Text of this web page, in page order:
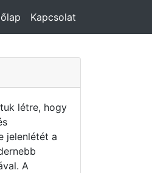
Kapcsolat
létre, hogy
jelenlétét a
A